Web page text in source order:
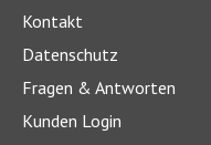
Kontakt
Datenschutz
Fragen & Antworten
Kunden Login